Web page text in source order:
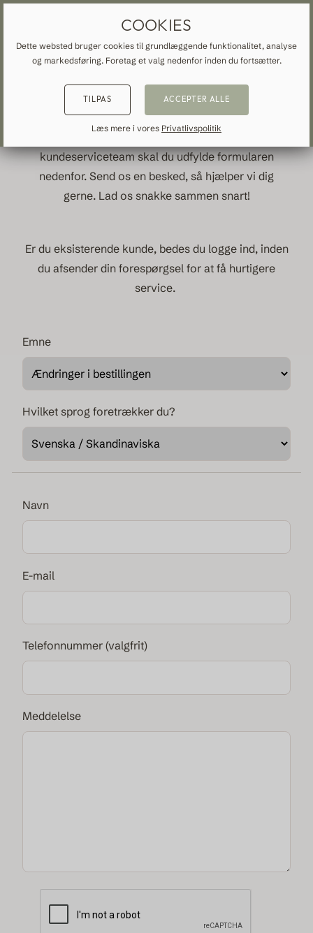
MADE-TO-MEASURE
Mørklægning
Bomuld
Fabric samples
ABOUT VEOLIN
Our production
KONTAKT OS
For at komme i kontakt med vores fantastiske
kundeserviceteam skal du udfylde formularen
nedenfor. Send os en besked, så hjælper vi dig
gerne. Lad os snakke sammen snart!
Er du eksisterende kunde, bedes du logge ind, inden
du afsender din forespørgsel for at få hurtigere
service.
Emne
Hvilket sprog foretrækker du?
Navn
E-mail
Telefonnummer (valgfrit)
Meddelelse
COOKIES
Dette websted bruger cookies til grundlæggende funktionalitet, analyse
og markedsføring. Foretag et valg nedenfor inden du fortsætter.
TILPAS ACCEPTER ALLE
Læs mere i vores Privatlivspolitik